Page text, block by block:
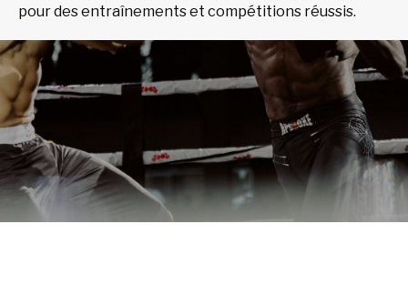
pour des entraînements et compétitions réussis.